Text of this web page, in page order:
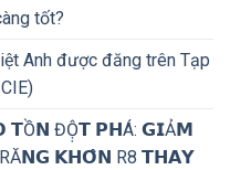
tốt?
Anh được đăng trên Tạp
ĐỘ̣𝗧 𝗣𝗛Á: 𝗚𝗜Ả𝗠
𝗞𝗛𝗢̂𝗡 R8 𝗧𝗛𝗔𝗬